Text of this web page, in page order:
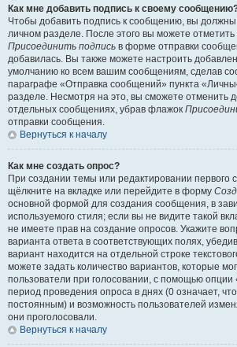
Как мне добавить подпись к своему
Чтобы добавить подпись к сообщению, вы должны
личном разделе. После этого вы можете
Присоединить подпись в форме отправки
добавилась. Вы также можете настроить
умолчанию ко всем вашим сообщениям, сделав
параграфе «Отправка сообщений» пункта
разделе. Несмотря на это, вы сможете отменить
отдельных сообщениях, убрав флажок
отправки сообщения.
Вернуться к началу
Как мне создать опрос?
При создании темы или редактировании первого
щёлкните на вкладке или перейдите в форму
основной формой для создания сообщения, в
используемого стиля; если вы не видите такой
не имеете прав на создание опросов. Укажите
варианта ответа в соответствующих полях,
вариант находится на отдельной строке
можете задать количество вариантов, которые
пользователи при голосовании, с помощью опции
период проведения опроса в днях (0 означает,
постоянным) и возможность пользователей
они проголосовали.
Вернуться к началу